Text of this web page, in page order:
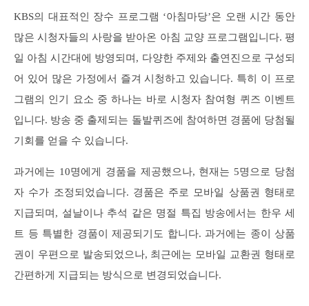
KBS의 대표적인 장수 프로그램 ‘아침마당’은 오랜 시간 동안
많은 시청자들의 사랑을 받아온 아침 교양 프로그램입니다. 평
일 아침 시간대에 방영되며, 다양한 주제와 출연진으로 구성되
어 있어 많은 가정에서 즐겨 시청하고 있습니다. 특히 이 프로
그램의 인기 요소 중 하나는 바로 시청자 참여형 퀴즈 이벤트
입니다. 방송 중 출제되는 돌발퀴즈에 참여하면 경품에 당첨될
기회를 얻을 수 있습니다.
과거에는 10명에게 경품을 제공했으나, 현재는 5명으로 당첨
자 수가 조정되었습니다. 경품은 주로 모바일 상품권 형태로
지급되며, 설날이나 추석 같은 명절 특집 방송에서는 한우 세
트 등 특별한 경품이 제공되기도 합니다. 과거에는 종이 상품
권이 우편으로 발송되었으나, 최근에는 모바일 교환권 형태로
간편하게 지급되는 방식으로 변경되었습니다.